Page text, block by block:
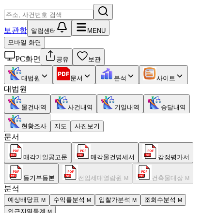
보관함 알림센터
MENU
모바일 화면
PC화면 공유 보관
대법원 문서 분석 사이트
대법원
물건내역 사건내역 기일내역 송달내역
현황조사 지도 사진보기
문서
매각기일공고문 매각물건명세서 감정평가서
등기부등본 전입세대열람원 M 건축물대장 M
분석
예상배당표 M 수익률분석 M 입찰가분석 M 조회수분석 M
인근지역통계 M